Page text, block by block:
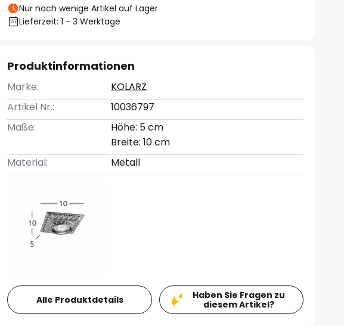
Nur noch wenige Artikel auf Lager
Lieferzeit: 1 - 3 Werktage
Produktinformationen
Marke:
KOLARZ
Artikel Nr.:
10036797
Maße:
Höhe: 5 cm
Breite: 10 cm
Material:
Metall
Alle Produktdetails
Haben Sie Fragen zu
diesem Artikel?